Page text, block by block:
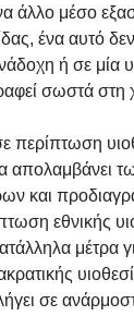
άλλο μέσο
ένα αυτό
ή σε μία
σωστά
περίπτωση
απολαμβάνει
και
εθνικής
μέτρα
σε